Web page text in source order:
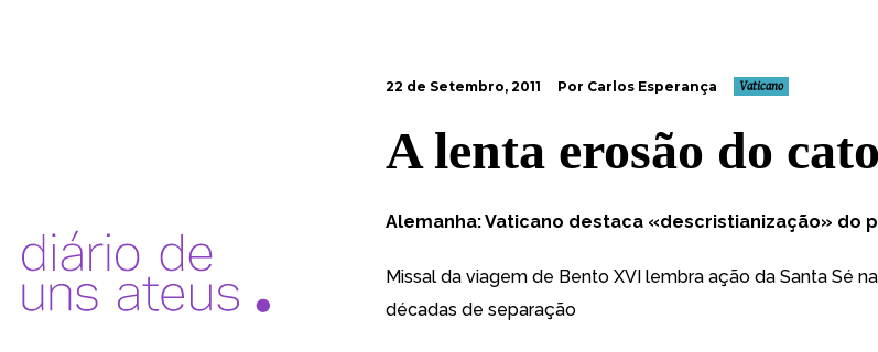
22 de Setembro, 2011 Por Carlos Esperança Vaticano
A lenta erosão do
Alemanha: Vaticano destaca «descristianização» do
Missal da viagem de Bento XVI lembra ação da Santa Sé
décadas de separação